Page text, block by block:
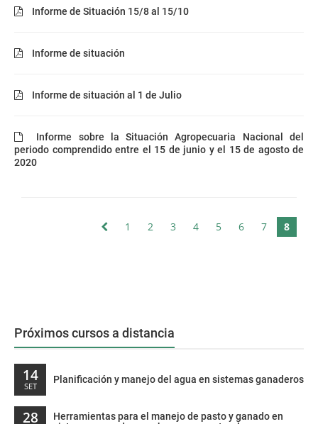
Informe de Situación 15/8 al 15/10
Informe de situación
Informe de situación al 1 de Julio
Informe sobre la Situación Agropecuaria Nacional del
periodo comprendido entre el 15 de junio y el 15 de agosto de
2020
1 2 3 4 5 6 7 8
Próximos cursos a distancia
14
SET
Planificación y manejo del agua en sistemas ganaderos
28
Herramientas para el manejo de pasto y ganado en